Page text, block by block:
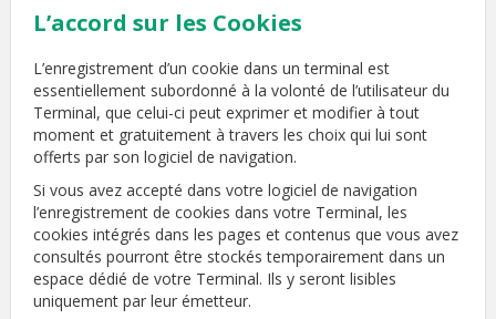
L’accord sur les Cookies
L’enregistrement d’un cookie dans un terminal est
essentiellement subordonné à la volonté de l’utilisateur du
Terminal, que celui-ci peut exprimer et modifier à tout
moment et gratuitement à travers les choix qui lui sont
offerts par son logiciel de navigation.
Si vous avez accepté dans votre logiciel de navigation
l’enregistrement de cookies dans votre Terminal, les
cookies intégrés dans les pages et contenus que vous avez
consultés pourront être stockés temporairement dans un
espace dédié de votre Terminal. Ils y seront lisibles
uniquement par leur émetteur.